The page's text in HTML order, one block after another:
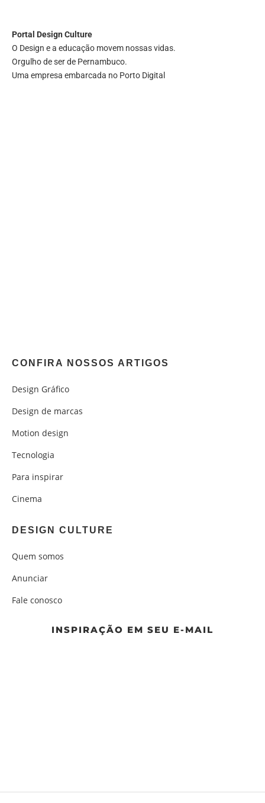
Portal Design Culture
O Design e a educação movem nossas vidas.
Orgulho de ser de Pernambuco.
Uma empresa embarcada no Porto Digital
CONFIRA NOSSOS ARTIGOS
Design Gráfico
Design de marcas
Motion design
Tecnologia
Para inspirar
Cinema
DESIGN CULTURE
Quem somos
Anunciar
Fale conosco
INSPIRAÇÃO EM SEU E-MAIL